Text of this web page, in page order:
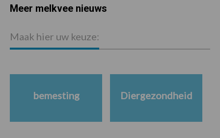
Meer melkvee nieuws
Maak hier uw keuze:
bemesting Diergezondheid